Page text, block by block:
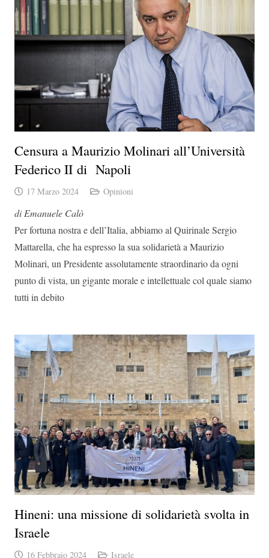
Censura a Maurizio Molinari all’Università
Federico II di Napoli
17 Marzo 2024 Opinioni
di Emanuele Calò
Per fortuna nostra e dell’Italia, abbiamo al Quirinale Sergio
Mattarella, che ha espresso la sua solidarietà a Maurizio
Molinari, un Presidente assolutamente straordinario da ogni
punto di vista, un gigante morale e intellettuale col quale siamo
tutti in debito
Hineni: una missione di solidarietà svolta in
Israele
16 Febbraio 2024 Israele